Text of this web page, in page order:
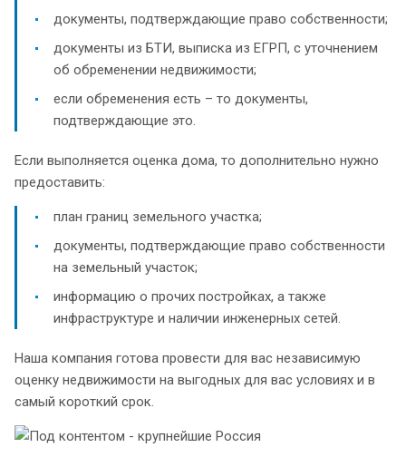
документы, подтверждающие право собственности;
документы из БТИ, выписка из ЕГРП, с уточнением
об обременении недвижимости;
если обременения есть – то документы,
подтверждающие это.
Если выполняется оценка дома, то дополнительно нужно
предоставить:
план границ земельного участка;
документы, подтверждающие право собственности
на земельный участок;
информацию о прочих постройках, а также
инфраструктуре и наличии инженерных сетей.
Наша компания готова провести для вас независимую
оценку недвижимости на выгодных для вас условиях и в
самый короткий срок.